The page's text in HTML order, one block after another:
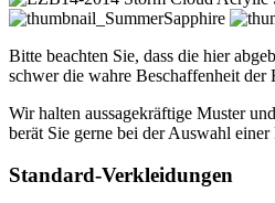
Bitte beachten Sie, dass die hier
schwer die wahre Beschaffenheit der
Wir halten aussagekräftige Muster
berät Sie gerne bei der Auswahl einer
Standard-Verkleidungen